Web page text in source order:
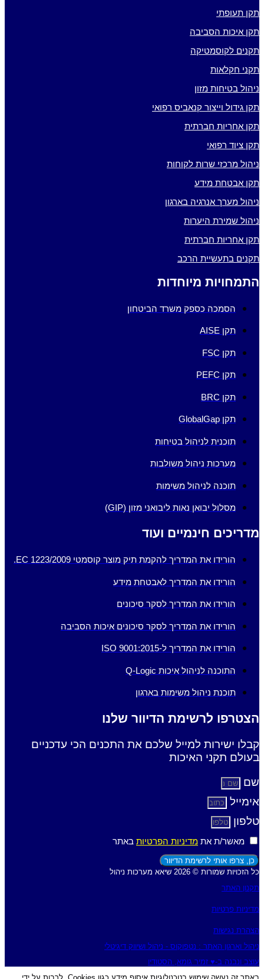
תקן תעופתי
תקן איכות הסביבה
תקנים לקוסמטיקה
תקני חקלאות
ניהול בטיחות מזון
תקן גידול וייצור קנאביס רפואי
תקן אחריות חברתית
תקן ציוד רפואי
ניהול מרכזי שרות לקוחות
תקן אבטחת מידע
ניהול מערך אנרגיה בארגון
ניהול שמירת היערות
תקן אחריות חברתית
תקנים בתעשיית הרכב
התמחויות מיוחדות
הסמכה כספק משרד הביטחון
תקן AISE
תקן FSC
תקן PEFC
תקן BRC
תקן GlobalGap
תוכנית לניהול בטיחות
מערכות ניהול משולבות
תוכנה לניהול משימות
מסלול יבואן נאות ליבואני מזון (GIP)
מדריכים חינמיים ועוד
הורידו את המדריך להקמת תיק מוצר קוסמטי EC 1223/2009.
הורידו את המדריך לאבטחת מידע
הורידו את המדריך לסקר סיכונים
הורידו את המדריך לסקר סיכונים איכות הסביבה
הורידו את המדריך ל-ISO 9001:2015
התוכנה לניהול איכות Q-Logic
תוכנת ניהול משימות בארגון
הצטרפו לרשימת הדיוור שלנו
קבלו ישירות למייל שלכם את התכנים הכי עדכניים
בעולם תקני האיכות
שם
אימייל
טלפון
מאשר/ת את מדיניות הפרטיות באתר
כן, צרפו אותי לרשימת הדיוור
כל הזכויות שמורות © 2026 שיאא מערכות ניהול
תקנון האתר
מדיניות פרטיות
הצהרת נגישות
ניהול וארגון האתר : נטפוקוס - ניהול ושיווק דיגיטלי
עוצב ונבנה ב-♥︎ זמיר גומא, הסטודיו